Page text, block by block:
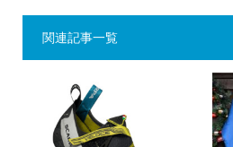
関連記事一覧